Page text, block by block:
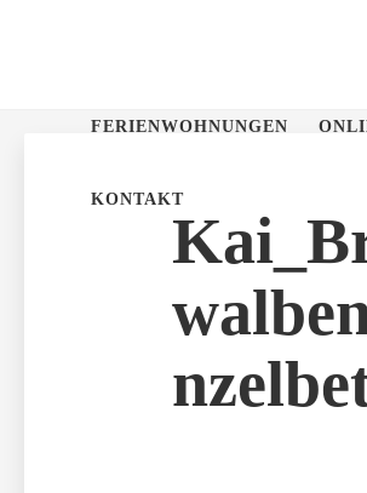
FERIENWOHNUNGEN
KONTAKT